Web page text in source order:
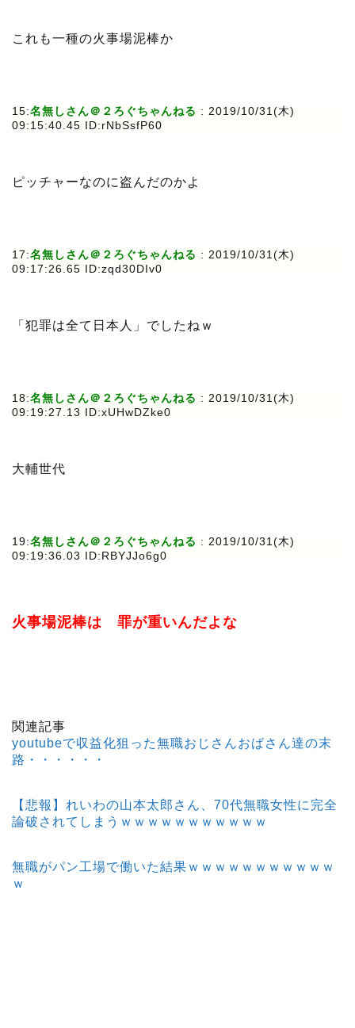
これも一種の火事場泥棒か
15:名無しさん＠２ろぐちゃんねる : 2019/10/31(木)
09:15:40.45 ID:rNbSsfP60
ピッチャーなのに盗んだのかよ
17:名無しさん＠２ろぐちゃんねる : 2019/10/31(木)
09:17:26.65 ID:zqd30DIv0
「犯罪は全て日本人」でしたねｗ
18:名無しさん＠２ろぐちゃんねる : 2019/10/31(木)
09:19:27.13 ID:xUHwDZke0
大輔世代
19:名無しさん＠２ろぐちゃんねる : 2019/10/31(木)
09:19:36.03 ID:RBYJJo6g0
火事場泥棒は 罪が重いんだよな
関連記事
youtubeで収益化狙った無職おじさんおばさん達の末
路・・・・・・
【悲報】れいわの山本太郎さん、70代無職女性に完全
論破されてしまうｗｗｗｗｗｗｗｗｗｗｗ
無職がパン工場で働いた結果ｗｗｗｗｗｗｗｗｗｗｗ
ｗ